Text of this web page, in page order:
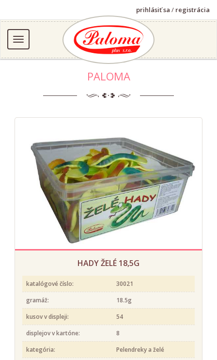
prihlásiť sa / registrácia
PALOMA
HADY ŽELÉ 18,5G
katalógové číslo:
30021
gramáž:
18.5g
kusov v displeji:
54
displejov v kartóne:
8
kategória:
Pelendreky a želé